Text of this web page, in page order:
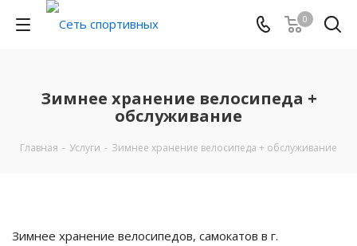
0
Зимнее хранение велосипеда +
обслуживание
Главная - Услуги - Зимнее хранение велосипеда + обслуживание
Зимнее хранение велосипедов, самокатов в г.